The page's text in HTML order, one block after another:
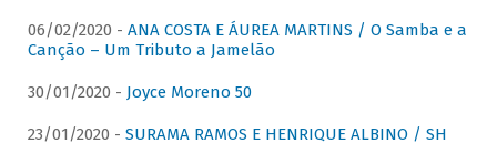
06/02/2020 - ANA COSTA E ÁUREA MARTINS / O Samba e a
Canção – Um Tributo a Jamelão
30/01/2020 - Joyce Moreno 50
23/01/2020 - SURAMA RAMOS E HENRIQUE ALBINO / SH